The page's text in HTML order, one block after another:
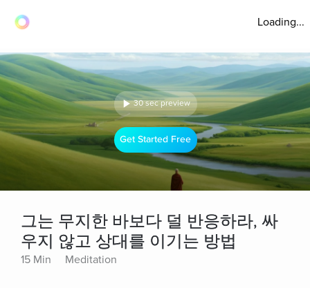
Loading...
30 sec preview
Get Started Free
그는 무지한 바보다 덜 반응하라, 싸
우지 않고 상대를 이기는 방법
15 Min Meditation